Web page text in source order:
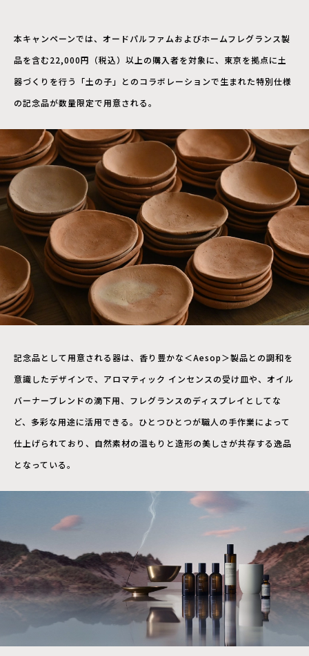
本キャンペーンでは、オードパルファムおよびホームフレグランス製
品を含む22,000円（税込）以上の購入者を対象に、東京を拠点に土
器づくりを行う「土の子」とのコラボレーションで生まれた特別仕様
の記念品が数量限定で用意される。
記念品として用意される器は、香り豊かな＜Aesop＞製品との調和を
意識したデザインで、アロマティック インセンスの受け皿や、オイル
バーナーブレンドの滴下用、フレグランスのディスプレイとしてな
ど、多彩な用途に活用できる。ひとつひとつが職人の手作業によって
仕上げられており、自然素材の温もりと造形の美しさが共存する逸品
となっている。